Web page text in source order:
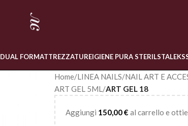
DUAL FORMATTREZZATUREIGIENE PURA STERILSTALEKS
Home/LINEA NAILS/NAIL ART E
ART GEL 5ML/ART GEL 18
Aggiungi 150,00€ al carrello e